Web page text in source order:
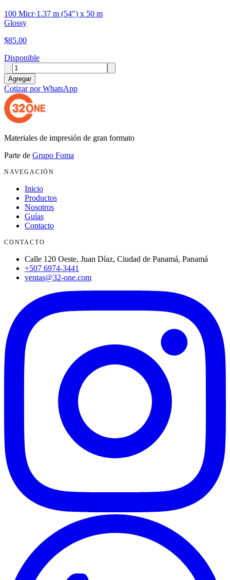
100 Micr·1.37 m (54") x 50 m
Glossy
$85.00
Disponible
Agregar
Cotizar por WhatsApp
Materiales de impresión de gran formato
Parte de Grupo Foma
NAVEGACIÓN
Inicio
Productos
Nosotros
Guías
Contacto
CONTACTO
Calle 120 Oeste, Juan Díaz, Ciudad de Panamá, Panamá
+507 6974-3441
ventas@32-one.com